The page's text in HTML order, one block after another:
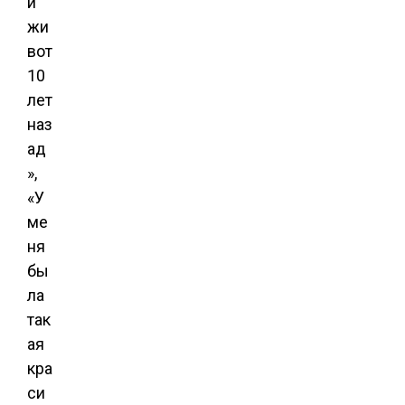
жи
вот
10
лет
наз
ад
»,
«У
ме
ня
бы
ла
так
ая
кра
си